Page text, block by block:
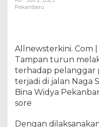
n
M
e
l
a
k
Pekanbaru
Allnewsterkini. Com |
Tampan turun
terhadap pelanggar
terjadi di jalan Naga
Bina Widya
sore
Dengan